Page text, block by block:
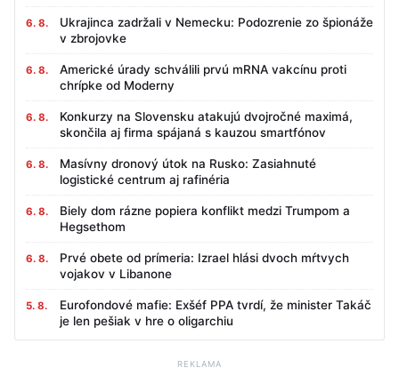
6. 8.
Ukrajinca zadržali v Nemecku: Podozrenie zo špionáže
v zbrojovke
6. 8.
Americké úrady schválili prvú mRNA vakcínu proti
chrípke od Moderny
6. 8.
Konkurzy na Slovensku atakujú dvojročné maximá,
skončila aj firma spájaná s kauzou smartfónov
6. 8.
Masívny dronový útok na Rusko: Zasiahnuté
logistické centrum aj rafinéria
6. 8.
Biely dom rázne popiera konflikt medzi Trumpom a
Hegsethom
6. 8.
Prvé obete od prímeria: Izrael hlási dvoch mŕtvych
vojakov v Libanone
5. 8.
Eurofondové mafie: Exšéf PPA tvrdí, že minister Takáč
je len pešiak v hre o oligarchiu
REKLAMA